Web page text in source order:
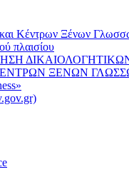
και Κέντρων Ξένων
πλαισίου
ΞΕΝΩΝ